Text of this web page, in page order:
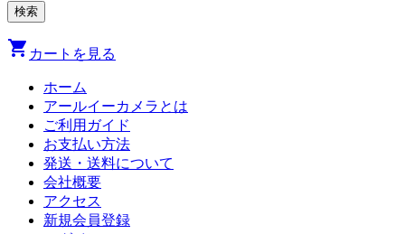
shopping_cart カートを見る
ホーム
アールイーカメラとは
ご利用ガイド
お支払い方法
発送・送料について
会社概要
アクセス
新規会員登録